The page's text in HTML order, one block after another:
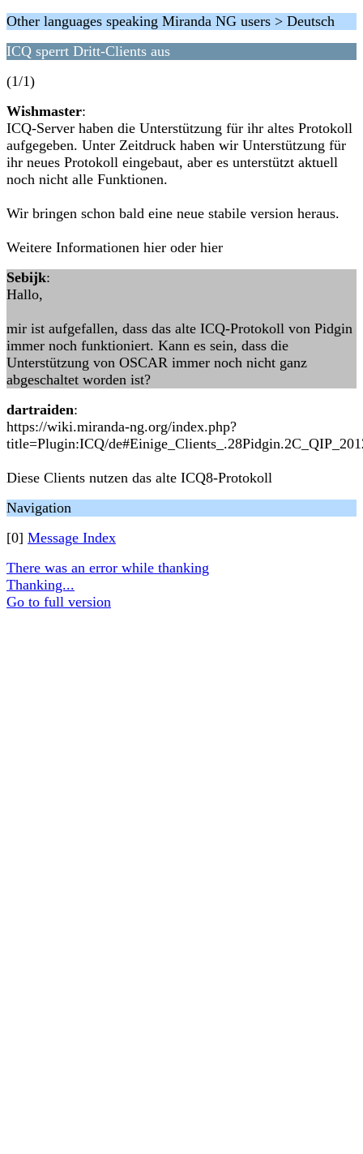
Other languages speaking Miranda NG users > Deutsch
ICQ sperrt Dritt-Clients aus
(1/1)
Wishmaster:
ICQ-Server haben die Unterstützung für ihr altes Protokoll
aufgegeben. Unter Zeitdruck haben wir Unterstützung für
ihr neues Protokoll eingebaut, aber es unterstützt aktuell
noch nicht alle Funktionen.
Wir bringen schon bald eine neue stabile version heraus.
Weitere Informationen hier oder hier
Sebijk:
Hallo,
mir ist aufgefallen, dass das alte ICQ-Protokoll von Pidgin
immer noch funktioniert. Kann es sein, dass die
Unterstützung von OSCAR immer noch nicht ganz
abgeschaltet worden ist?
dartraiden:
https://wiki.miranda-ng.org/index.php?
title=Plugin:ICQ/
Diese Clients nutzen das alte ICQ8-Protokoll
Navigation
[0] Message Index
There was an error while thanking
Thanking...
Go to full version